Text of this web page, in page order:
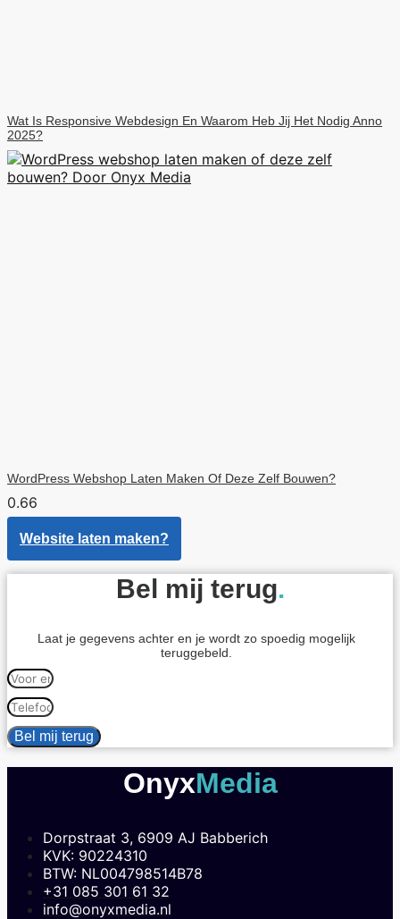
Wat Is Responsive Webdesign En Waarom Heb Jij Het Nodig Anno
2025?
WordPress Webshop Laten Maken Of Deze Zelf Bouwen?
Website laten maken?
Bel mij terug.
Laat je gegevens achter en je wordt zo spoedig mogelijk
teruggebeld.
Bel mij terug
OnyxMedia
Dorpstraat 3, 6909 AJ Babberich
KVK: 90224310
BTW: NL004798514B78
+31 085 301 61 32
info@onyxmedia.nl